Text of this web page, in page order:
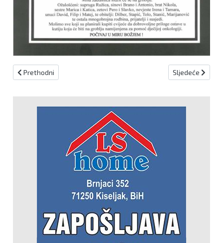
Prethodni članak: Preminuo Vahid Karišik
Prethodni Sljedeći članak:
Sljedeće